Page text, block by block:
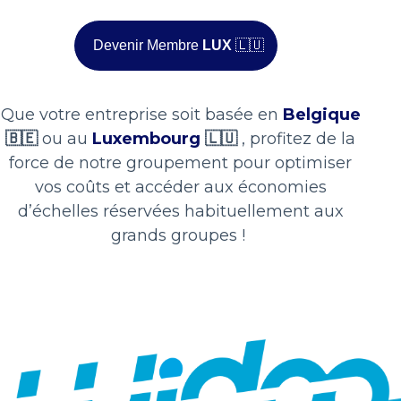
Personnel qualifié
RESSOURCES HUMAINES
Middle Management
Devenir Membre LUX🇱🇺
Que votre entreprise soit basée en Belgique
🇧🇪ou au Luxembourg 🇱🇺, profitez de la
force de notre groupement pour optimiser
vos coûts et accéder aux économies
d’échelles réservées habituellement aux
grands groupes !